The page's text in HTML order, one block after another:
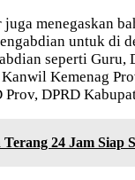
menegaskan
untuk di
seperti
Kemenag
DPRD
24 Jam Siap